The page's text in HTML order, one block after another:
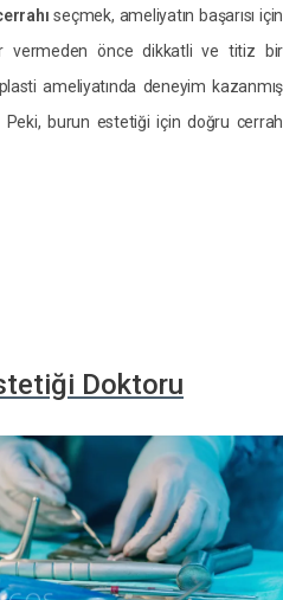
seçmek, ameliyatın başarısı için
vermeden önce dikkatli ve titiz bir
ameliyatında deneyim kazanmış
Peki, burun estetiği için doğru cerrah
Doktoru